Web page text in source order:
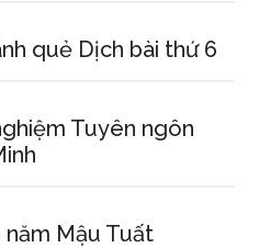
quẻ Dịch bài thứ 6
Tuyên ngôn
năm Mậu Tuất